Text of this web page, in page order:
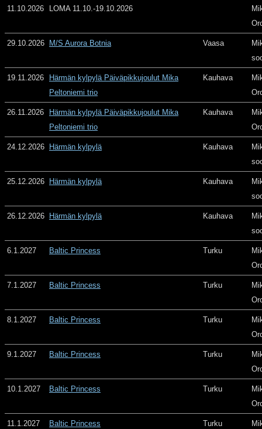
11.10.2026 LOMA 11.10.-19.10.2026
29.10.2026 M/S Aurora Botnia Vaasa
19.11.2026
Härmän kylpylä Päiväpikkujoulut Mika
Peltoniemi trio
Kauhava
26.11.2026
Härmän kylpylä Päiväpikkujoulut Mika
Peltoniemi trio
Kauhava
24.12.2026 Härmän kylpylä Kauhava
25.12.2026 Härmän kylpylä Kauhava
26.12.2026 Härmän kylpylä Kauhava
6.1.2027 Baltic Princess Turku
7.1.2027 Baltic Princess Turku
8.1.2027 Baltic Princess Turku
9.1.2027 Baltic Princess Turku
10.1.2027 Baltic Princess Turku
11.1.2027 Baltic Princess Turku